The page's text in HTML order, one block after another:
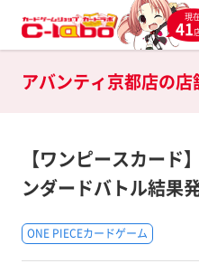
現
41
アバンティ京都店の店
【ワンピースカー
ンダードバトル結果
ONE PIECEカードゲーム